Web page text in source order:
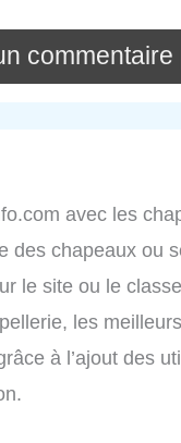
avec les
des chapeaux ou
le site ou le
les
à l’ajout des